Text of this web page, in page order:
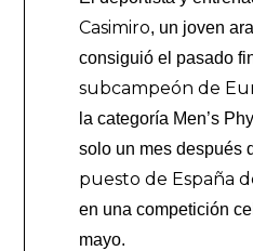
Casimiro, un joven
consiguió el pasado
subcampeón de
la categoría Men’s
solo un mes después
puesto de España
en una competición
mayo.